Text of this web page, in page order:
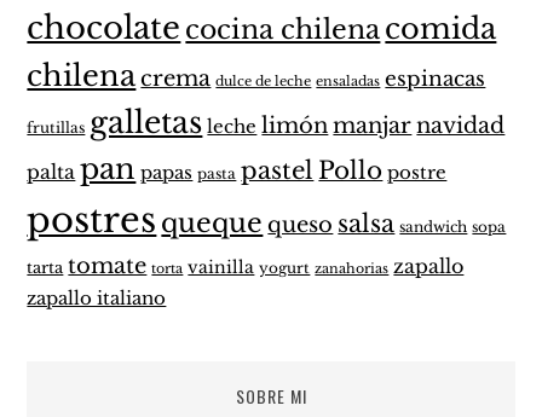
chocolate cocina chilenacomida
chilenacrema dulce de leche ensaladas espinacas
frutillas galletas leche limónmanjarnavidad
palta pan papas pasta pastel Pollo postre
postres queque queso salsa sandwich sopa
tarta tomate torta vainilla yogurt zanahorias zapallo
zapallo italiano
SOBRE MI